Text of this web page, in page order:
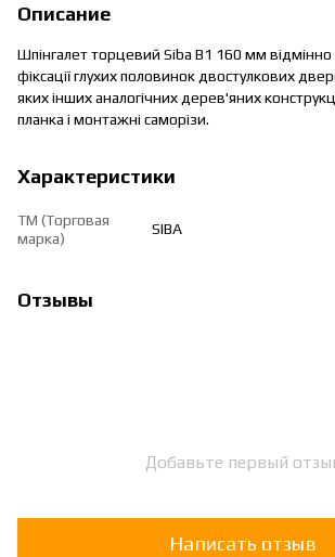
Описание
Шпінгалет торцевий Siba B1 160 мм відмінно
фіксації глухих половинок двостулкових
яких інших аналогічних дерев'яних
планка і монтажні саморізи.
Характеристики
ТМ (Торговая
марка)
SIBA
Отзывы
Добавьте первый
Написать отзыв